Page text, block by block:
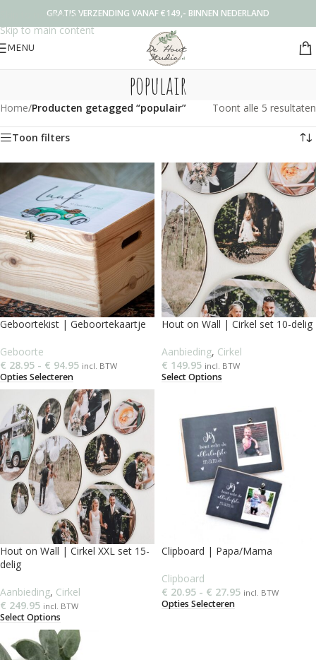
Skip to navigation
Skip to main content
GRATIS VERZENDING VANAF €149,- BINNEN NEDERLAND
MENU
populair
Home/Producten getagged “populair” Toont alle 5 resultaten
Toon filters
Geboortekist | Geboortekaartje
Geboorte
€ 28.95 - € 94.95 incl. BTW
Opties Selecteren
Hout on Wall | Cirkel set 10-delig
Aanbieding, Cirkel
€ 149.95 incl. BTW
Select Options
Hout on Wall | Cirkel XXL set 15-
delig
Aanbieding, Cirkel
€ 249.95 incl. BTW
Select Options
Clipboard | Papa/Mama
Clipboard
€ 20.95 - € 27.95 incl. BTW
Opties Selecteren